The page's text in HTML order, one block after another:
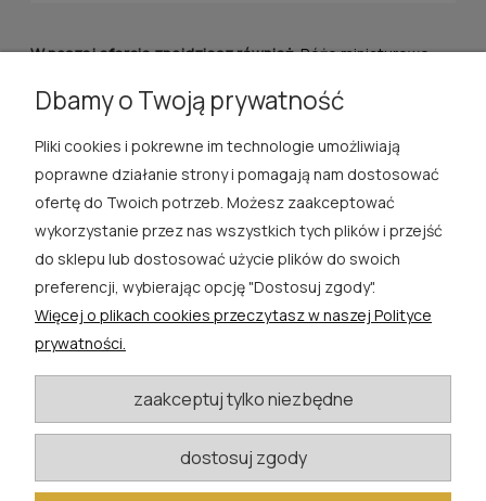
W naszej ofercie znajdziesz również:Róże miniaturowe
pomarańczowe | Róże miniaturowe czerwone
ROSA ĆWIK
SKLEP
EXTRA
KATEGORIE BLOGU
W razie pytań i wątpliwości prosimy o kontakt
biuro@rosacwik.pl
Dbamy o Twoją prywatność
Pliki cookies i pokrewne im technologie umożliwiają
poprawne działanie strony i pomagają nam dostosować
ofertę do Twoich potrzeb. Możesz zaakceptować
wykorzystanie przez nas wszystkich tych plików i przejść
do sklepu lub dostosować użycie plików do swoich
preferencji, wybierając opcję "Dostosuj zgody".
Więcej o plikach cookies przeczytasz w naszej Polityce
prywatności.
zaakceptuj tylko niezbędne
dostosuj zgody